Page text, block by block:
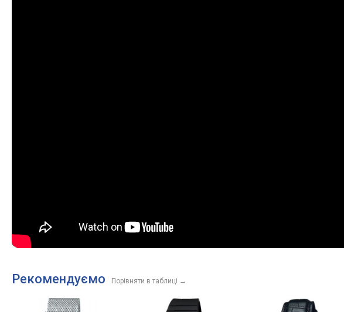
Рекомендуємо Порівняти в таблиці →